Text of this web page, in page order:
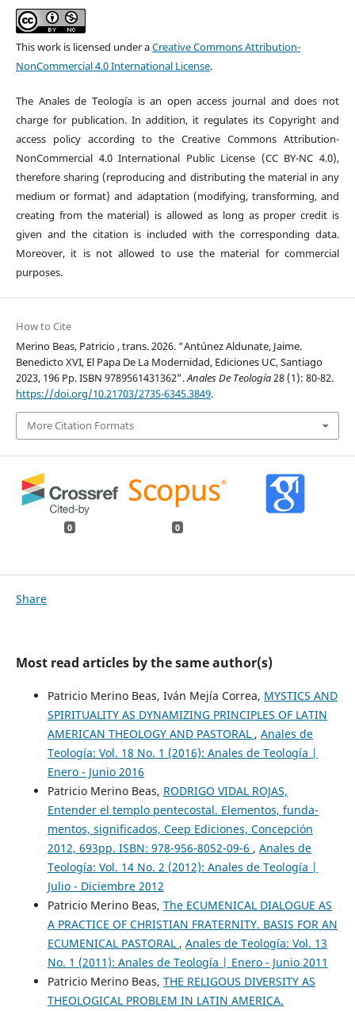
This work is licensed under aCreative Commons Attribution-
NonCommercial 4.0 International License.
The Anales de Teología is an open access journal and does not
charge for publication. In addition, it regulates its Copyright and
access policy according to the Creative Commons Attribution-
NonCommercial 4.0 International Public License (CC BY-NC 4.0),
therefore sharing (reproducing and distributing the material in any
medium or format) and adaptation (modifying, transforming, and
creating from the material) is allowed as long as proper credit is
given and the citation is included with the corresponding data.
Moreover, it is not allowed to use the material for commercial
purposes.
How to Cite
Merino Beas, Patricio , trans. 2026. “Antúnez Aldunate, Jaime.
Benedicto XVI, El Papa De La Modernidad, Ediciones UC, Santiago
2023, 196 Pp. ISBN 9789561431362”.Anales De Teología28 (1): 80-82.
https://doi.org/10.21703/2735-6345.3849.
More Citation Formats
0 0
Share
Most read articles by the same author(s)
Patricio Merino Beas, Iván Mejía Correa, MYSTICS AND
SPIRITUALITY AS DYNAMIZING PRINCIPLES OF LATIN
AMERICAN THEOLOGY AND PASTORAL , Anales de
Teología: Vol. 18 No. 1 (2016): Anales de Teología |
Enero - Junio 2016
Patricio Merino Beas, RODRIGO VIDAL ROJAS,
Entender el templo pentecostal. Elementos, funda-
mentos, significados, Ceep Ediciones, Concepción
2012, 693pp. ISBN: 978-956-8052-09-6 , Anales de
Teología: Vol. 14 No. 2 (2012): Anales de Teología |
Julio - Diciembre 2012
Patricio Merino Beas, The ECUMENICAL DIALOGUE AS
A PRACTICE OF CHRISTIAN FRATERNITY. BASIS FOR AN
ECUMENICAL PASTORAL , Anales de Teología: Vol. 13
No. 1 (2011): Anales de Teología | Enero - Junio 2011
Patricio Merino Beas, THE RELIGOUS DIVERSITY AS
THEOLOGICAL PROBLEM IN LATIN AMERICA.